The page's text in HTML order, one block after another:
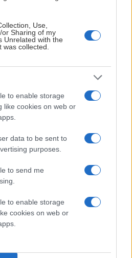
Use,
Sharing of my
Unrelated with the
collected.
to enable storage
like cookies on web or
data to be sent to
purposes.
to send me
to enable storage
cookies on web or